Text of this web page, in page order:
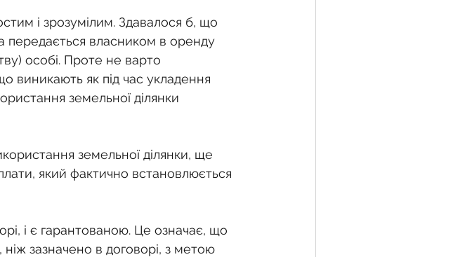
і зрозумілим. Здавалося б, що
передається власником в оренду
особі. Проте не варто
виникають як під час укладення
земельної ділянки
земельної ділянки, ще
який фактично встановлюється
і є гарантованою. Це означає, що
зазначено в договорі, з метою